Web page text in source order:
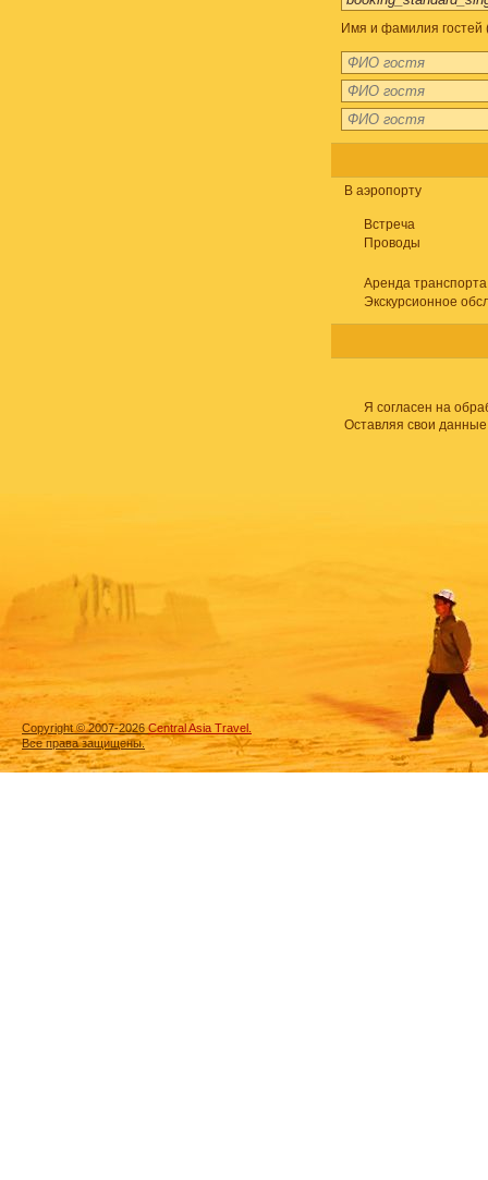
Имя и фамилия гостей
В аэропорту
Встреча
Проводы
Аренда транспорта
Экскурсионное
Я согласен на
Оставляя свои
Copyright © 2007-2026Central Asia Travel.
Все права защищены.